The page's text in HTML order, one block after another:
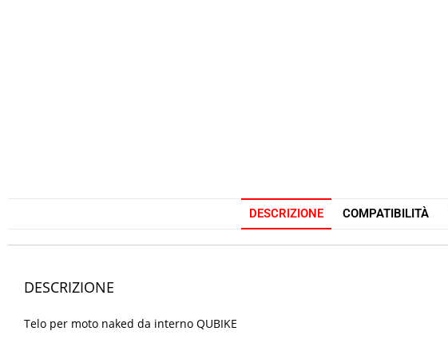
DESCRIZIONE COMPATIBILITÀ
DESCRIZIONE
Telo per moto naked da interno QUBIKE